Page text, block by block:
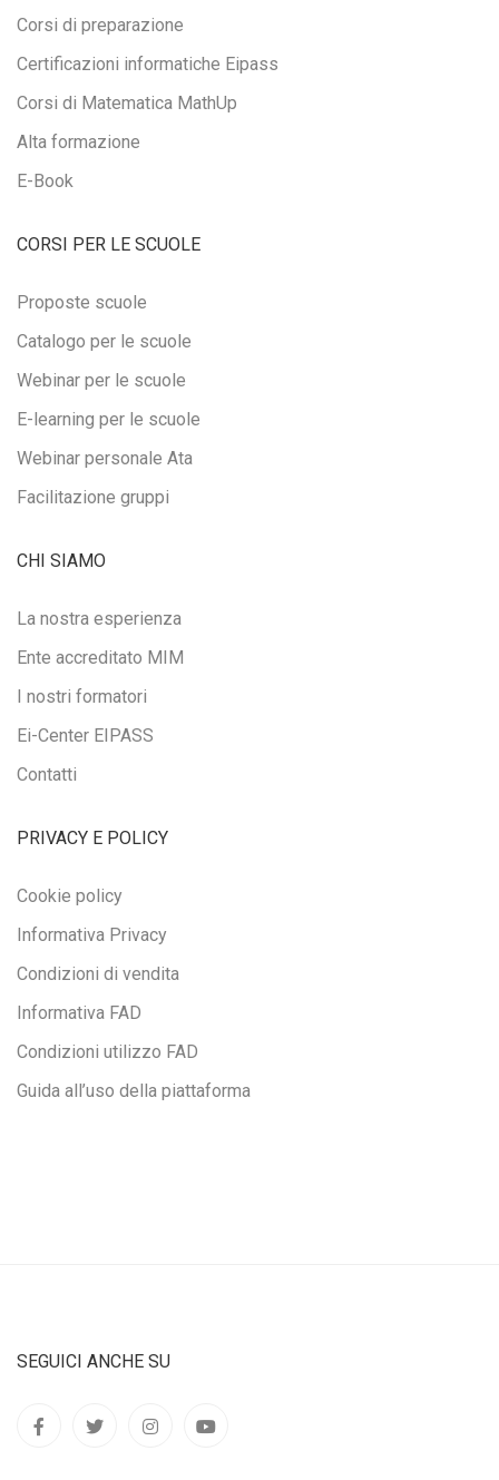
Corsi di preparazione
Certificazioni informatiche Eipass
Corsi di Matematica MathUp
Alta formazione
E-Book
CORSI PER LE SCUOLE
Proposte scuole
Catalogo per le scuole
Webinar per le scuole
E-learning per le scuole
Webinar personale Ata
Facilitazione gruppi
CHI SIAMO
La nostra esperienza
Ente accreditato MIM
I nostri formatori
Ei-Center EIPASS
Contatti
PRIVACY E POLICY
Cookie policy
Informativa Privacy
Condizioni di vendita
Informativa FAD
Condizioni utilizzo FAD
Guida all’uso della piattaforma
SEGUICI ANCHE SU